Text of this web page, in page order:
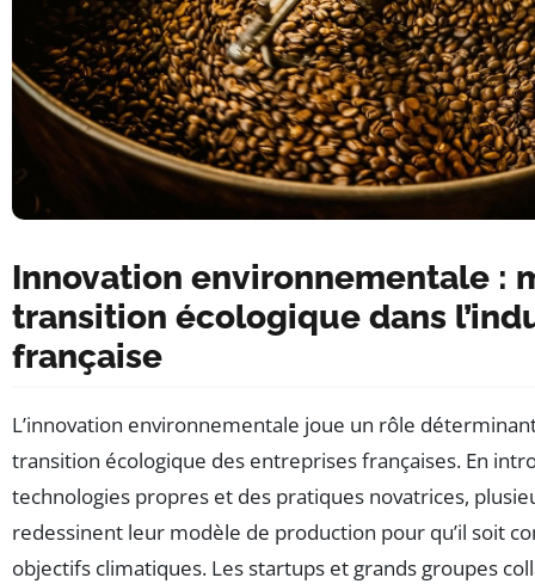
Innovation environnementale :
transition écologique dans
française
L’innovation environnementale joue un rôle
transition écologique des entreprises françaises. En
technologies propres et des pratiques novatrices,
redessinent leur modèle de production pour qu’il soit
objectifs climatiques. Les startups et grands groupes